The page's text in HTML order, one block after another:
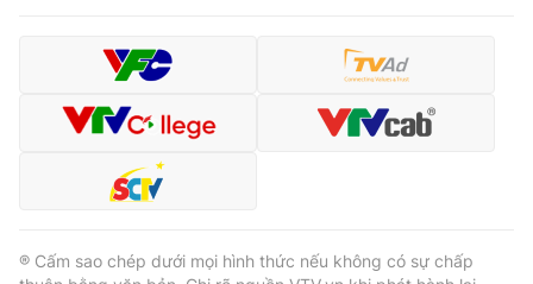
® Cấm sao chép dưới mọi hình thức nếu không có sự chấp